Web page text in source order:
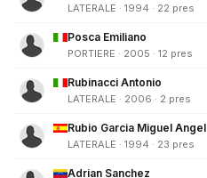
LATERALE · 1994 · 22 pres
Posca Emiliano
PORTIERE · 2005 · 12 pres
Rubinacci Antonio
LATERALE · 2006 · 2 pres
Rubio Garcia Miguel Angel
LATERALE · 1994 · 23 pres
Adrian Sanchez